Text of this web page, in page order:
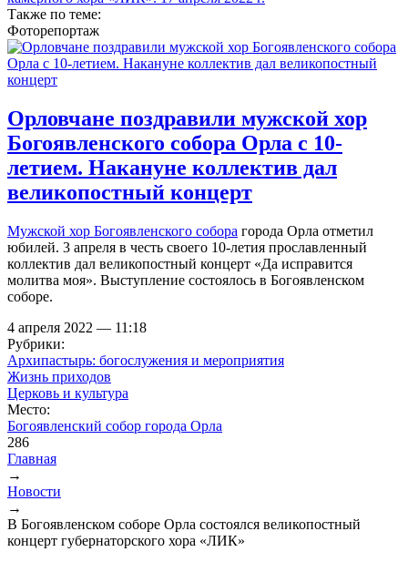
Также по теме:
Фоторепортаж
Орловчане поздравили мужской хор
Богоявленского собора Орла с 10-
летием. Накануне коллектив дал
великопостный концерт
Мужской хор Богоявленского собора города Орла отметил
юбилей. 3 апреля в честь своего 10-летия прославленный
коллектив дал великопостный концерт «Да исправится
молитва моя». Выступление состоялось в Богоявленском
соборе.
4 апреля 2022 — 11:18
Рубрики:
Архипастырь: богослужения и мероприятия
Жизнь приходов
Церковь и культура
Место:
Богоявленский собор города Орла
286
Вы здесь
Главная
→
Новости
→
В Богоявленском соборе Орла состоялся великопостный
концерт губернаторского хора «ЛИК»